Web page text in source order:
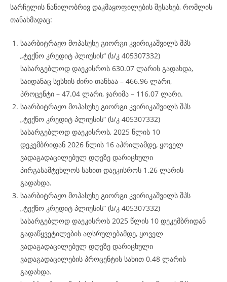
სარჩელის ნაწილობრივ დაკმაყოფილების შესახებ, რომლის
თანახმადაც:
საარბიტრაჟო მოპასუხე გიორგი კვირიკაშვილს შპს
„ტექნო კრედიტ პლიუსის“ (ს/კ 405307332)
სასარგებლოდ დაეკისროს 630.07 ლარის გადახდა,
საიდანაც სესხის ძირი თანხაა – 466.96 ლარი,
პროცენტი – 47.04 ლარი, ჯარიმა – 116.07 ლარი.
საარბიტრაჟო მოპასუხე გიორგი კვირიკაშვილს შპს
„ტექნო კრედიტ პლიუსის“ (ს/კ 405307332)
სასარგებლოდ დაეკისროს, 2025 წლის 10
დეკემბრიდან 2026 წლის 16 აპრილამდე, ყოველ
ვადაგადაცილებულ დღეზე დარიცხული
პირგასამტეხლოს სახით დაეკისროს 1.26 ლარის
გადახდა.
საარბიტრაჟო მოპასუხე გიორგი კვირიკაშვილს შპს
„ტექნო კრედიტ პლიუსის“ (ს/კ 405307332)
სასარგებლოდ დაეკისროს 2025 წლის 10 დეკემბრიდან
გადაწყვეტილების აღსრულებამდე, ყოველ
ვადაგადაცილებულ დღეზე დარიცხული
ვადაგადაცილების პროცენტის სახით 0.48 ლარის
გადახდა.